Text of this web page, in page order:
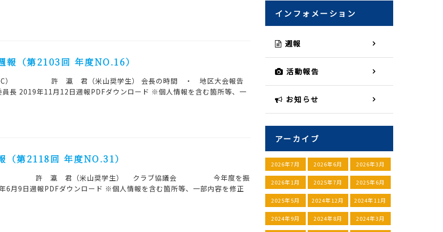
報（第2103回 年度NO.16）
） 許 瀛 君（米山奨学生） 会長の時間 ・ 地区大会報告
2019年11月12日週報PDFダウンロード ※個人情報を含む箇所等、一
第2118回 年度NO.31）
瀛 君（米山奨学生） クラブ協議会 今年度を振
週報PDFダウンロード ※個人情報を含む箇所等、一部内容を修正
インフォメーション
週報
活動報告
お知らせ
アーカイブ
2026年7月 2026年6月 2026年3月
2026年1月 2025年7月 2025年6月
2025年5月 2024年12月 2024年11月
2024年9月 2024年8月 2024年3月